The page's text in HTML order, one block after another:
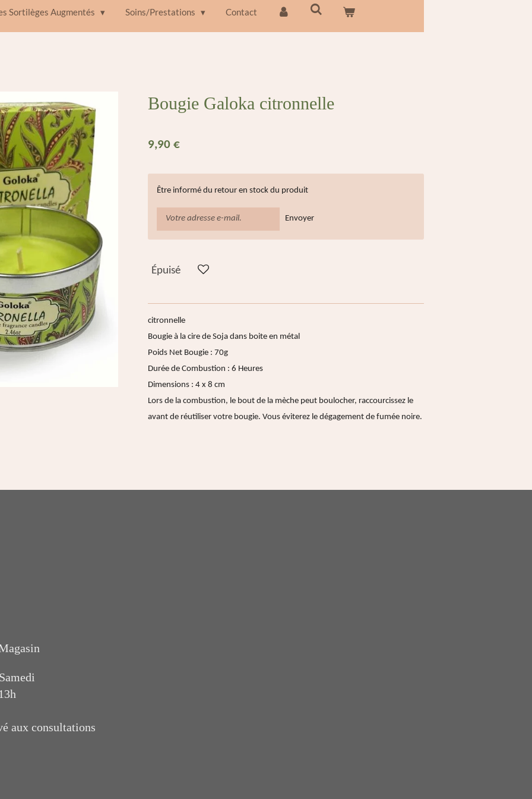
Sortilèges Augmentés Soins/Prestations Contact
Bougie Galoka citronnelle
9,90 €
Être informé du retour en stock du produit
Envoyer
Épuisé
citronnelle
Bougie à la cire de Soja dans boite en métal
Poids Net Bougie : 70g
Durée de Combustion : 6 Heures
Dimensions : 4 x 8 cm
Lors de la combustion, le bout de la mèche peut boulocher, raccourcissez le
avant de réutiliser votre bougie. Vous éviterez le dégagement de fumée noire.
aux consultations